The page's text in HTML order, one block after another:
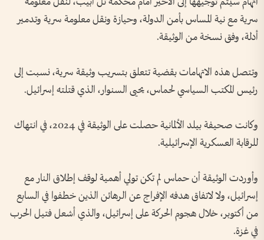
سرية مع نية المساس بأمن الدولة، وحيازة ونقل معلومة سرية وتدمير
أدلة، وفق نسخة من الوثيقة.
وتتصل هذه الاتهامات بقضية تتعلق بتسريب وثيقة سرية، نسبت إلى
رئيس المكتب السياسي لحماس، يحيى السنوار، الذي قتلته إسرائيل.
وكانت صحيفة بيلد الألمانية حصلت على الوثيقة في 2024، في انتهاك
للرقابة العسكرية الإسرائيلية.
وأوردت الوثيقة أن حماس لم تكن تولي أهمية لوقف إطلاق النار مع
إسرائيل، ولا لاتفاق هدفه الإفراج عن الرهائن الذين خطفوا في السابع
من أكتوبر، خلال هجوم الحركة على إسرائيل، والذي أشعل فتيل الحرب
في غزة.